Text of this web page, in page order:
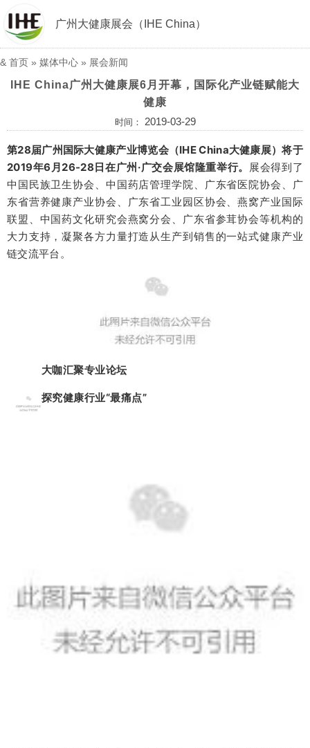
广州大健康展会（IHE China）
& 首页 » 媒体中心 » 展会新闻
IHE China广州大健康展6月开幕，国际化产业链赋能大
健康
时间： 2019-03-29
第28届广州国际大健康产业博览会（IHE China大健康展）将于
2019年6月26-28日在广州·广交会展馆隆重举行。 展会得到了
中国民族卫生协会、中国药店管理学院、广东省医院协会、广
东省营养健康产业协会、广东省工业园区协会、燕窝产业国际
联盟、中国药文化研究会燕窝分会、广东省参茸协会等机构的
大力支持，凝聚各方力量打造从生产到销售的一站式健康产业
链交流平台。
专业化
大咖汇聚专业论坛
探究健康行业“最痛点”